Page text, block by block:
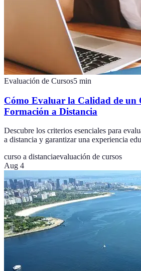
Evaluación de Cursos5 min
Cómo Evaluar la Calidad de un
Formación a Distancia
Descubre los criterios esenciales para
a distancia y garantizar una experiencia
curso a distanciaevaluación de cursos
Aug 4